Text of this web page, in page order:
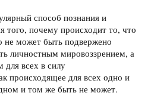
способ познания и
того, почему происходит то, что
не может быть подвержено
личностным мировоззрением, а
всех в силу
происходящее для всех одно и
и том же быть не может.